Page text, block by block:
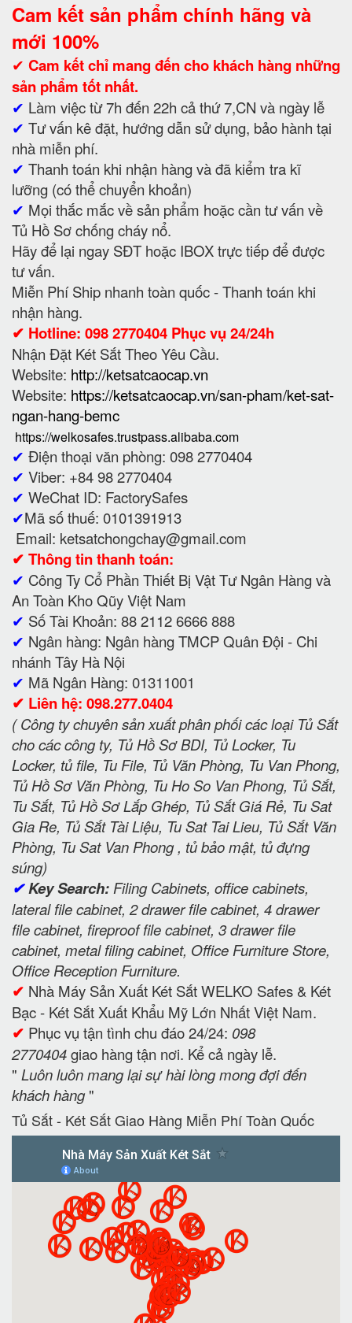
Cam kết sản phẩm chính hãng và
mới 100%
✔ Cam kếtchỉ mang đến cho khách hàng những
sản phẩm tốt nhất.
✔ Làm việc từ 7h đến 22h cả thứ 7,CN và ngày lễ
✔ Tư vấn kê đặt, hướng dẫn sử dụng, bảo hành tại
nhà miễn phí.
✔ Thanh toán khi nhận hàng và đã kiểm tra kĩ
lưỡng (có thể chuyển khoản)
✔ Mọi thắc mắc về sản phẩm hoặc cần tư vấn về
Tủ Hồ Sơ chống cháy nổ.
Hãy để lại ngay SĐT hoặc IBOX trực tiếp để được
tư vấn.
Miễn Phí Ship nhanh toàn quốc - Thanh toán khi
nhận hàng.
✔ Hotline: 098 2770404 Phục vụ 24/24h
Nhận Đặt Két Sắt Theo Yêu Cầu.
Website: http://ketsatcaocap.vn
Website: https://ketsatcaocap.vn/san-pham/ket-sat-
ngan-hang-bemc
https://welkosafes.trustpass.alibaba.com
✔ Điện thoại văn phòng: 098 2770404
✔ Viber: +84 98 2770404
✔ WeChat ID: FactorySafes
✔Mã số thuế: 0101391913
Email: ketsatchongchay@gmail.com
✔ Thông tin thanh toán:
✔ Công Ty Cổ Phần Thiết Bị Vật Tư Ngân Hàng và
An Toàn Kho Qũy Việt Nam
✔ Số Tài Khoản: 88 2112 6666 888
✔ Ngân hàng: Ngân hàng TMCP Quân Đội - Chi
nhánh Tây Hà Nội
✔ Mã Ngân Hàng: 01311001
✔ Liên hệ: 098.277.0404
( Công ty chuyên sản xuất phân phối các loại Tủ Sắt
cho các công ty, Tủ Hồ Sơ BDI, Tủ Locker, Tu
Locker, tủ file, Tu File, Tủ Văn Phòng, Tu Van Phong,
Tủ Hồ Sơ Văn Phòng, Tu Ho So Van Phong, Tủ Sắt,
Tu Sắt, Tủ Hồ Sơ Lắp Ghép, Tủ Sắt Giá Rẻ, Tu Sat
Gia Re, Tủ Sắt Tài Liệu, Tu Sat Tai Lieu, Tủ Sắt Văn
Phòng, Tu Sat Van Phong , tủ bảo mật, tủ đựng
súng)
✔Key Search:Filing Cabinets, office cabinets,
lateral file cabinet, 2 drawer file cabinet, 4 drawer
file cabinet, fireproof file cabinet, 3 drawer file
cabinet, metal filing cabinet, Office Furniture Store,
Office Reception Furniture.
✔ Nhà Máy Sản Xuất Két Sắt WELKO Safes & Két
Bạc - Két Sắt Xuất Khẩu Mỹ Lớn Nhất Việt Nam.
✔ Phục vụ tận tình chu đáo 24/24: 098
2770404giao hàng tận nơi. Kể cả ngày lễ.
" Luôn luôn mang lại sự hài lòng mong đợi đến
khách hàng"
Tủ Sắt - Két Sắt Giao Hàng Miễn Phí Toàn Quốc